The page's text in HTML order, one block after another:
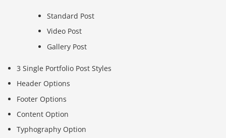
Standard Post
Video Post
Gallery Post
3 Single Portfolio Post Styles
Header Options
Footer Options
Content Option
Typhography Option